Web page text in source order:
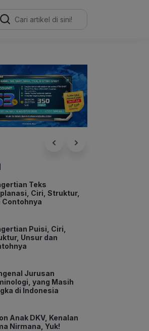
Teks
Ciri, Struktur,
Contohnya
Puisi, Ciri,
Unsur dan
Jurusan
yang Masih
di Indonesia
Anak DKV, Kenalan
Nirmana, Yuk!